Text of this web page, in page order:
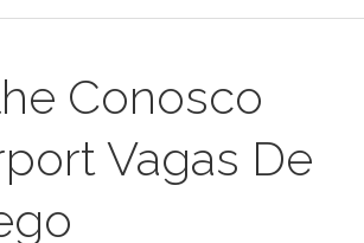
Conosco
Vagas De